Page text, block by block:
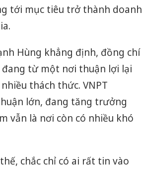
tới mục tiêu trở thành doanh
Hùng khẳng định, đồng chí
từ một nơi thuận lợi lại
thách thức. VNPT
lớn, đang tăng trưởng
vẫn là nơi còn có nhiều khó
chắc chỉ có ai rất tin vào